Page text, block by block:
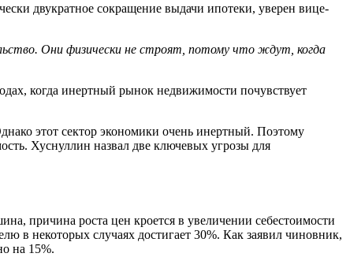
двукратное сокращение выдачи ипотеки, уверен вице-
Они физически не строят, потому что ждут, когда
когда инертный рынок недвижимости почувствует
этот сектор экономики очень инертный. Поэтому
Хуснуллин назвал две ключевых угрозы для
причина роста цен кроется в увеличении себестоимости
в некоторых случаях достигает 30%. Как заявил чиновник,
на 15%.